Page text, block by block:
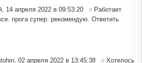
, 14 апреля 2022 в 09:53:20 # Работает
прога супер. рекомендую. Ответить
, 02 апреля 2022 в 13:45:38 # Хотелось